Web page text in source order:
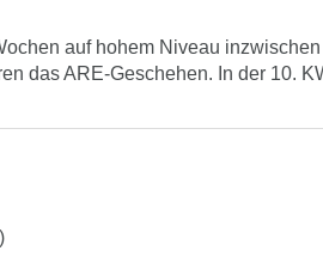
auf hohem Niveau
das ARE-Geschehen. In der 10.